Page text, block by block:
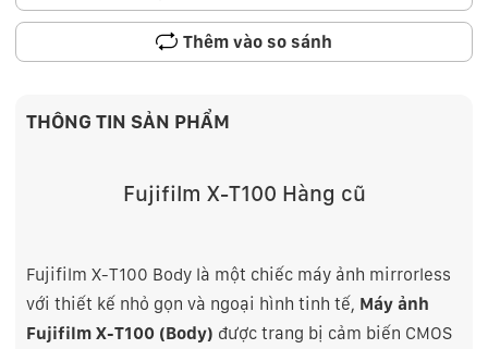
Thêm vào so sánh
THÔNG TIN SẢN PHẨM
Fujifilm X-T100 Hàng cũ
Fujifilm X-T100 Body là một chiếc máy ảnh mirrorless
với thiết kế nhỏ gọn và ngoại hình tinh tế, Máy ảnh
Fujifilm X-T100 (Body) được trang bị cảm biến CMOS